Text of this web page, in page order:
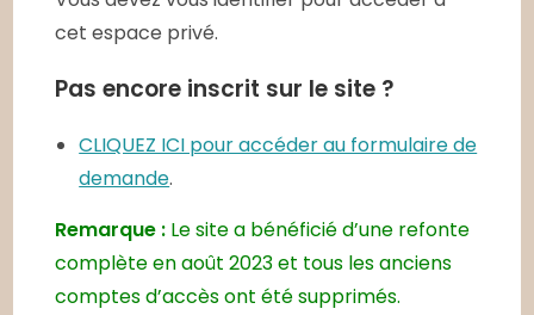
cet espace privé.
Pas encore inscrit sur le site ?
CLIQUEZ ICI pour accéder au formulaire de
demande.
Remarque : Le site a bénéficié d’une refonte
complète en août 2023 et tous les anciens
comptes d’accès ont été supprimés.